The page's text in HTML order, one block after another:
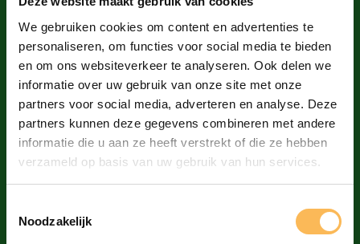
We gebruiken cookies om content en advertenties te
personaliseren, om functies voor social media te bieden
en om ons websiteverkeer te analyseren. Ook delen we
informatie over uw gebruik van onze site met onze
partners voor social media, adverteren en analyse. Deze
partners kunnen deze gegevens combineren met andere
informatie die u aan ze heeft verstrekt of die ze hebben
verzameld op basis van uw gebruik van hun services.
Noodzakelijk
1043 AJ Amsterdam